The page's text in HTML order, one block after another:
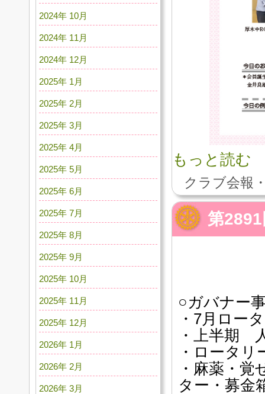
もっと読む
クラブ会報
第
○ガバナー
・7月ロー
・上半期
・ロータ
・麻薬・
ター・募金
2024年 10月
2024年 11月
2024年 12月
2025年 1月
2025年 2月
2025年 3月
2025年 4月
2025年 5月
2025年 6月
2025年 7月
2025年 8月
2025年 9月
2025年 10月
2025年 11月
2025年 12月
2026年 1月
2026年 2月
2026年 3月